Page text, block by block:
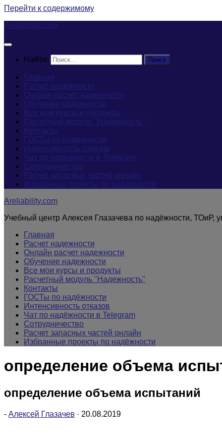
Перейти к содержимому
Areliability.com
Найти:
Главная
Расчет надежности
Онлайн расчет надежности
Обучение надежности
Все мои курсы и продукты
Расчетный модуль "Надежность"
Контакты
ГОСТы по надёжности
Интенсивность отказов
Чат по надёжности в Telegram
Сотрудничество
Расчет запасных частей онлайн
Избранные проекты по надёжности
Areliability.com
Учебный центр Алексея Глазачева по надёжности, ТОиР,
Главная
Расчет надежности
Онлайн расчет надежности
Обучение надежности
Все мои курсы и продукты
Расчетный модуль "Надежность"
Контакты
ГОСТы по надёжности
Интенсивность отказов
Чат по надёжности в Telegram
Сотрудничество
Расчет запасных частей онлайн
Избранные проекты по надёжности
определение объема
определение объема испытаний
- Алексей Глазачев · 20.08.2019